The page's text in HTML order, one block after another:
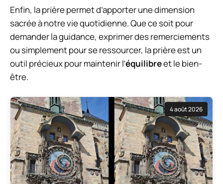
Enfin, la prière permet d’apporter une dimension
sacrée à notre vie quotidienne. Que ce soit pour
demander la guidance, exprimer des remerciements
ou simplement pour se ressourcer, la prière est un
outil précieux pour maintenir l’équilibreet le bien-
être.
4 août 2026